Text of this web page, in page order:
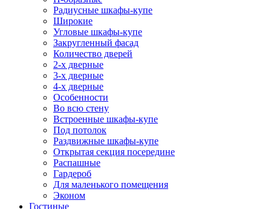
Радиусные шкафы-купе
Широкие
Угловые шкафы-купе
Закругленный фасад
Количество дверей
2-х дверные
3-х дверные
4-х дверные
Особенности
Во всю стену
Встроенные шкафы-купе
Под потолок
Раздвижные шкафы-купе
Открытая секция посередине
Распашные
Гардероб
Для маленького помещения
Эконом
Гостиные